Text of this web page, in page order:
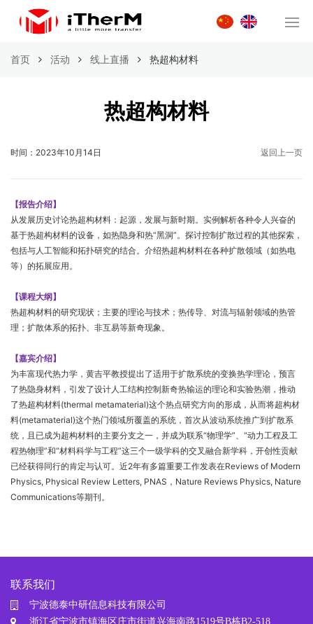
首页 活动 线上直播 热超构材料
热超构材料
时间：2023年10月14日 返回上一页
【报告介绍】
从发展历史讨论热超构材料：起源，发展与新时期。实例解析各种令人兴奋的
基于热超构材料的设备，如热隐身和热“黑洞”。探讨控制扩散过程的其他探索，
包括与人工智能和拓扑研究的结合。介绍热超构材料在各种扩散领域（如热电
等）的拓展应用。
【课程大纲】
热超构材料的研究现状；主要的理论与技术；热传导、对流与辐射领域的热管
理；扩散体系的拓扑、非互易等新奇现象。
【嘉宾介绍】
为丰富现代热力学，黄吉平教授提出了适用于扩散系统的变换热学理论，预言
了热隐身材料，引发了设计人工结构控制新奇热输运的理论和实验热潮，推动
了热超构材料(thermal metamaterial)这个热点研究方向的形成，从而将超构材
料(metamaterial)这个热门领域所覆盖的系统，首次从波动系统推广到扩散系
统，且已成为超构材料的主要分支之一，并成为联系“物理学”、“动力工程及工
程热物理”和“材料科学与工程”这三个一级学科的交叉融合新学科，开创性贡献
已经获得同行的肯定与认可。近2年有多篇重要工作发表在Reviews of Modern
Physics, Physical Review Letters, PNAS，Nature Reviews Physics, Nature
Communications等期刊。
联系我们
宁波德泰中研信息科技有限公司
浙江省宁波市镇海区庄市街道兴海南路1519号B栋B2-518